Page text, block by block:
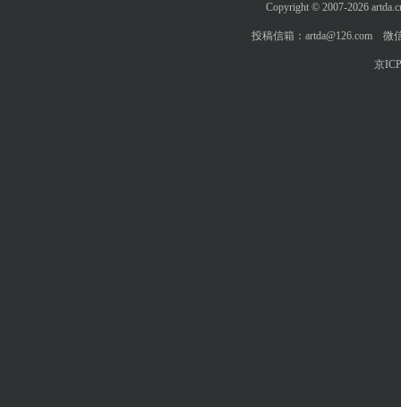
Copyright © 2007-2026
投稿信箱：artda@126.com 微
京